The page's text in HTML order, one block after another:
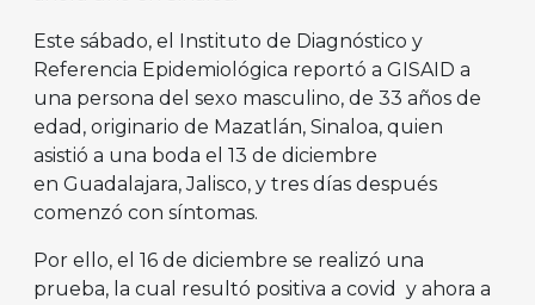
Este sábado, el Instituto de Diagnóstico y
Referencia Epidemiológica reportó a GISAID a
una persona del sexo masculino, de 33 años de
edad, originario de Mazatlán, Sinaloa, quien
asistió a una boda el 13 de diciembre
en Guadalajara, Jalisco, y tres días después
comenzó con síntomas.
Por ello, el 16 de diciembre se realizó una
prueba, la cual resultó positiva a covid y ahora a